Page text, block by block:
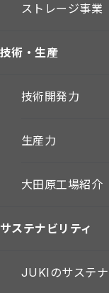
ストレージ事業
技術・生産
技術開発力
生産力
大田原工場紹介
サステナビリティ
JUKIのサステナ